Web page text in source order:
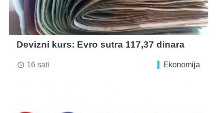
Devizni kurs: Evro sutra 117,37 dinara
access_time 16 sati Ekonomija